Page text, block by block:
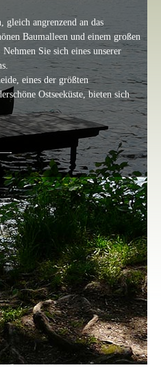
angrenzend an das
Baumalleen und einem großen
Sie sich eines unserer
eines der größten
Ostseeküste, bieten sich